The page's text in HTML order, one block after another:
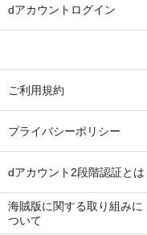
dアカウントログイン
ご利用規約
プライバシーポリシー
dアカウント2段階認証とは
海賊版に関する取り組みに
ついて